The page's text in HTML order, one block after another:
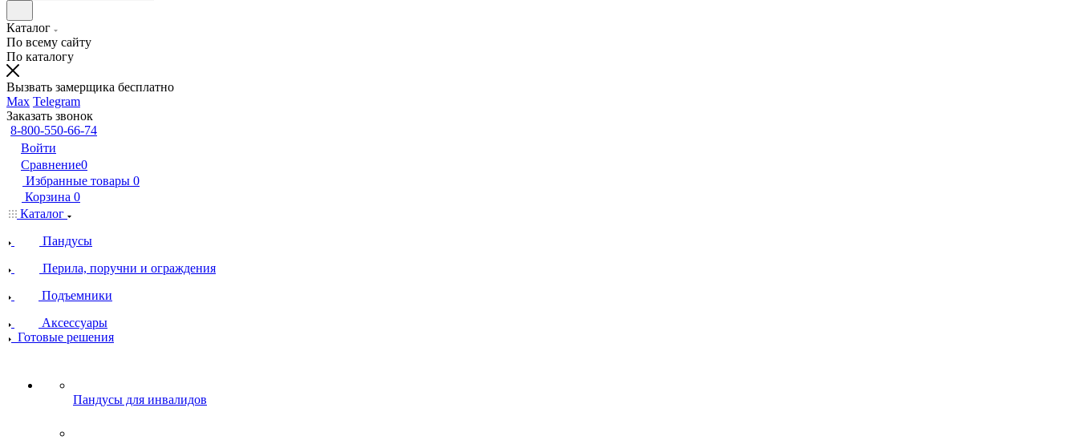
Каталог
По всему сайту
По каталогу
Вызвать замерщика бесплатно
Max Telegram
Заказать звонок
8-800-550-66-74
Войти
Сравнение0
Избранные товары 0
Корзина 0
Каталог
Пандусы
Перила, поручни и ограждения
Подъемники
Аксессуары
Готовые решения
Пандусы для инвалидов